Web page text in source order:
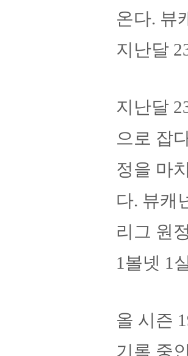
온다. 뷰
지난달
지난달
으로 잡
정을 마
다. 뷰캐
리그 원
1볼넷 1
올 시즌
기록 중